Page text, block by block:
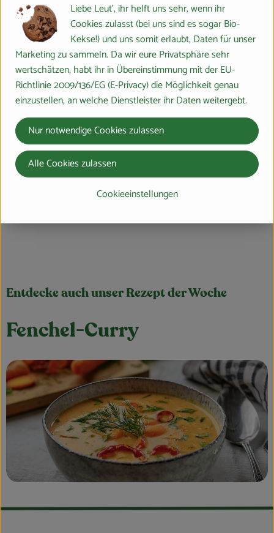
Entdecke auch unser Rezept der Woche
Fenchel-Curry
Liebe Leut', ihr helft uns sehr, wenn ihr
Cookies zulasst (bei uns sind es sogar Bio-
Kekse!) und uns somit erlaubt, Daten für unser
Marketing zu sammeln. Da wir eure Privatsphäre sehr
wertschätzen, habt ihr in Übereinstimmung mit der EU-
Richtlinie 2009/136/EG (E-Privacy) die Möglichkeit genau
einzustellen, an welche Dienstleister ihr Daten weitergebt.
Cookieeinstellungen
Nur notwendige Cookies zulassen
Alle Cookies zulassen